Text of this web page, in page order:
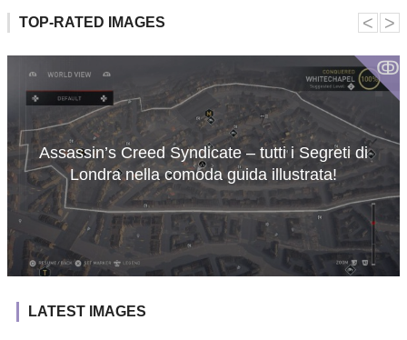
TOP-RATED IMAGES
ↂ
Assassin’s Creed Syndicate – tutti i Segreti di
Londra nella comoda guida illustrata!
˂ ˃
LATEST IMAGES